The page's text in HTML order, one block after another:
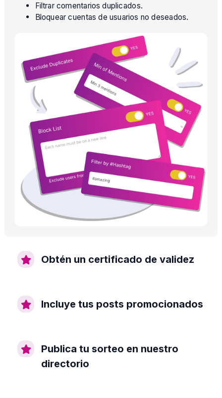
Filtrar comentarios duplicados.
Bloquear cuentas de usuarios no deseados.
Obtén un certificado de validez
Incluye tus posts promocionados
Publica tu sorteo en nuestro
directorio